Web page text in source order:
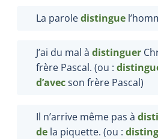
La paroledistingue
J’ai du mal à distinguer
frère Pascal. (ou :
d’avecson frère Pascal)
Il n’arrive même pas à
de la piquette. (ou :